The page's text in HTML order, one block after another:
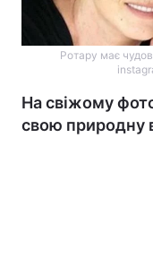
Ротару має
На свіжому
свою природну